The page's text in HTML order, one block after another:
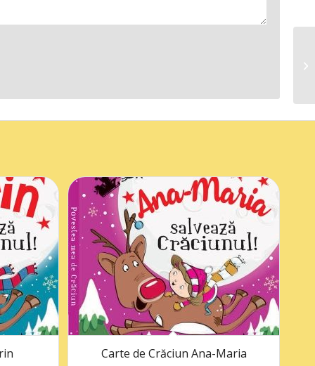
Carte de Crăciun Ana-Maria